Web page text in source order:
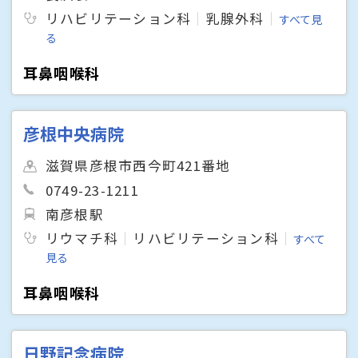
リハビリテーション科
乳腺外科
すべて見
る
耳鼻咽喉科
彦根中央病院
滋賀県彦根市西今町421番地
0749-23-1211
南彦根駅
リウマチ科
リハビリテーション科
すべて
見る
耳鼻咽喉科